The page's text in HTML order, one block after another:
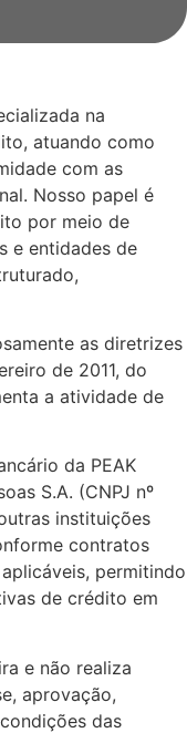
na
atuando como
com as
Nosso papel é
por meio de
e entidades de
as diretrizes
de 2011, do
a atividade de
da PEAK
S.A. (CNPJ nº
instituições
contratos
permitindo
de crédito em
e não realiza
aprovação,
das